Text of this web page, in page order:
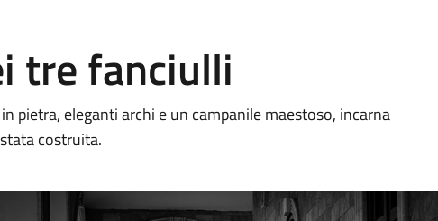
tre fanciulli
pietra, eleganti archi e un campanile maestoso, incarna
costruita.